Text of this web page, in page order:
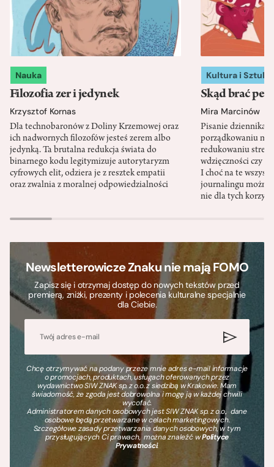
Nauka
Filozofia zer i jedynek
Krzysztof Kornas
Dla technobaronów z Doliny Krzemowej oraz
ich nadwornych filozofów jesteś zerem albo
jedynką. Ta brutalna redukcja świata do
binarnego kodu legitymizuje autorytaryzm
cyfrowych elit, odziera je z resztek empatii
oraz zwalnia z moralnej odpowiedzialności
Kultura i Sztuka
Skąd brać
Mira Marcinów
Pisanie dziennika
porządkowaniu
redukowaniu
wdzięczności czy
I choć na te
journalingu można
nie dla tych
Newsletterowicze Znaku nie mają FOMO
Zapisz się i otrzymaj dostęp do nowych tekstów przed
premierą, zniżki, prezenty i polecenia kulturalne specjalnie
dla Ciebie.
Chcę otrzymywać na podany przeze mnie adres e-mail informacje
o promocjach, produktach, usługach oferowanych przez
wydawnictwo SIW ZNAK sp. z o.o. z siedzibą w Krakowie. Mam
świadomość, że zgoda jest dobrowolna i mogę ją w każdej chwili
wycofać.
Administratorem danych osobowych jest SIW ZNAK sp. z o.o., dane
osobowe będą przetwarzane w celach marketingowych.
Szczegółowe zasady przetwarzania danych osobowych, w tym
przysługujących Ci prawach, można znaleźć wPolityce
Prywatności.